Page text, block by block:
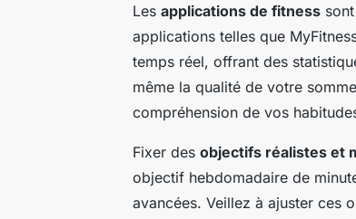
Les applications de fitness
applications telles que
temps réel, offrant des
même la qualité de votre
compréhension de vos
Fixer des objectifs réalistes et
objectif hebdomadaire de
avancées. Veillez à ajuster ces